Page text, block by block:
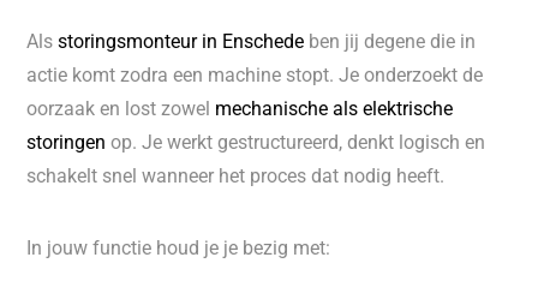
Alsstoringsmonteur in Enschede ben jij degene die in
actie komt zodra een machine stopt. Je onderzoekt de
oorzaak en lost zowel mechanische als elektrische
storingen op. Je werkt gestructureerd, denkt logisch en
schakelt snel wanneer het proces dat nodig heeft.
In jouw functie houd je je bezig met: